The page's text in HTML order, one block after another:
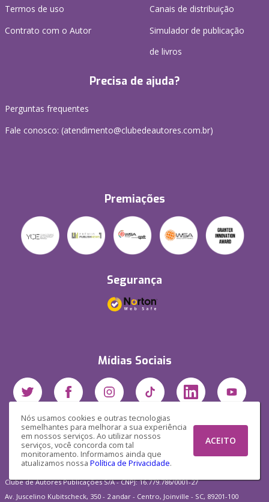
Nós usamos cookies e outras tecnologias
semelhantes para melhorar a sua experiência
em nossos serviços. Ao utilizar nossos
serviços, você concorda com tal
monitoramento. Informamos ainda que
atualizamos nossa Política de Privacidade.
ACEITO
Termos de uso
Contrato com o Autor
Canais de distribuição
Simulador de publicação
de livros
Precisa de ajuda?
Perguntas frequentes
Fale conosco: (atendimento@clubedeautores.com.br)
Premiações
Segurança
Mídias Sociais
Clube de Autores Publicações S/A - CNPJ: 16.779.786/0001-27
Av. Juscelino Kubitscheck, 350 - 2 andar - Centro, Joinville - SC, 89201-100